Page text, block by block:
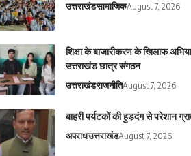
उत्तराखंडसामाजिकAugust 7, 2026
शिक्षा के बाजारीकरण के खिलाफ
उत्तराखंड छात्र संगठन
उत्तराखंडराजनीतिAugust 7, 2026
बाहरी पर्यटकों की हुड़दंग से परेशान
अपराधउत्तराखंडAugust 7, 2026